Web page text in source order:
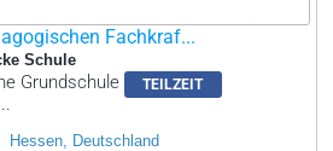
Fachkraf...
Schule
TEILZEIT
Grundschule
Hessen, Deutschland